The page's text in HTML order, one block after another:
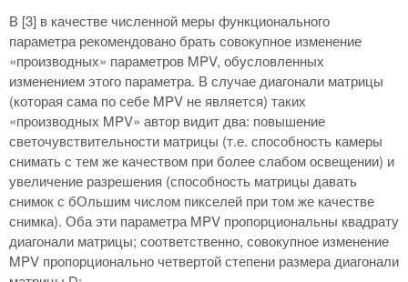
В [3] в качестве численной меры функционального
параметра рекомендовано брать совокупное изменение
«производных» параметров MPV, обусловленных
изменением этого параметра. В случае диагонали матрицы
(которая сама по себе MPV не является) таких
«производных MPV» автор видит два: повышение
светочувствительности матрицы (т.е. способность камеры
снимать с тем же качеством при более слабом освещении) и
увеличение разрешения (способность матрицы давать
снимок с бОльшим числом пикселей при том же качестве
снимка). Оба эти параметра MPV пропорциональны квадрату
диагонали матрицы; соответственно, совокупное изменение
MPV пропорционально четвертой степени размера диагонали